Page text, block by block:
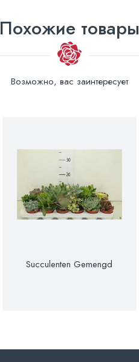
Похожие товары
Возможно, вас заинтересует
Succulenten Gemengd